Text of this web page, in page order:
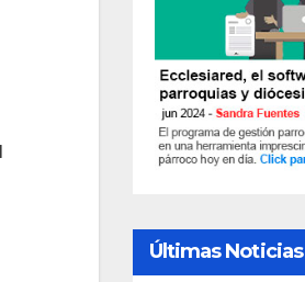
Últimas Noticias